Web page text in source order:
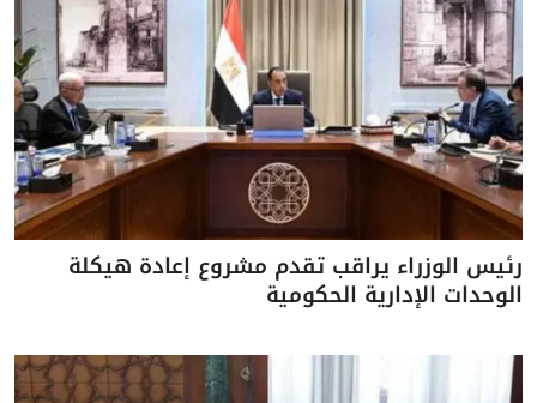
رئيس الوزراء يراقب تقدم مشروع إعادة هيكلة
الوحدات الإدارية الحكومية